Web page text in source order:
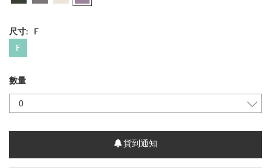
尺寸: F
F
數量
貨到通知